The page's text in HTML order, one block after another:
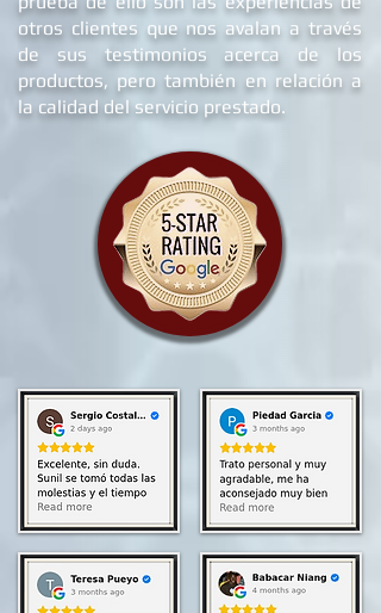
únicamente al producto que adquieres...
prueba de ello son las experiencias de
otros clientes que nos avalan a través
de sus testimonios acerca de los
productos, pero también en relación a
la calidad del servicio prestado.